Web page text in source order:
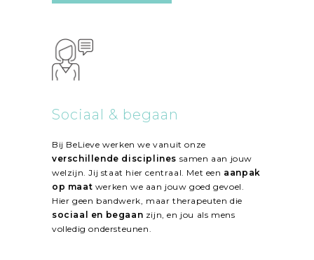
Sociaal & begaan
Bij BeLieve werken we vanuit onze
verschillende disciplines samen aan jouw
welzijn. Jij staat hier centraal. Met een aanpak
op maat werken we aan jouw goed gevoel.
Hier geen bandwerk, maar therapeuten die
sociaal en begaan zijn, en jou als mens
volledig ondersteunen.